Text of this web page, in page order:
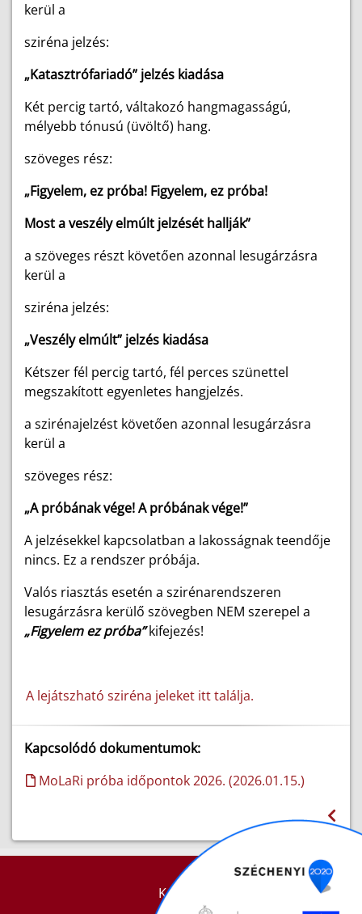
kerül a
sziréna jelzés:
„Katasztrófariadó” jelzés kiadása
Két percig tartó, váltakozó hangmagasságú,
mélyebb tónusú (üvöltő) hang.
szöveges rész:
„Figyelem, ez próba! Figyelem, ez próba!
Most a veszély elmúlt jelzését hallják”
a szöveges részt követően azonnal lesugárzásra
kerül a
sziréna jelzés:
„Veszély elmúlt” jelzés kiadása
Kétszer fél percig tartó, fél perces szünettel
megszakított egyenletes hangjelzés.
a szirénajelzést követően azonnal lesugárzásra
kerül a
szöveges rész:
„A próbának vége! A próbának vége!”
A jelzésekkel kapcsolatban a lakosságnak teendője
nincs. Ez a rendszer próbája.
Valós riasztás esetén a szirénarendszeren
lesugárzásra kerülő szövegben NEM szerepel a
„Figyelem ez próba”kifejezés!
A lejátszható sziréna jeleket itt találja.
Kapcsolódó dokumentumok:
MoLaRi próba időpontok 2026. (2026.01.15.)
KAPCSOLAT